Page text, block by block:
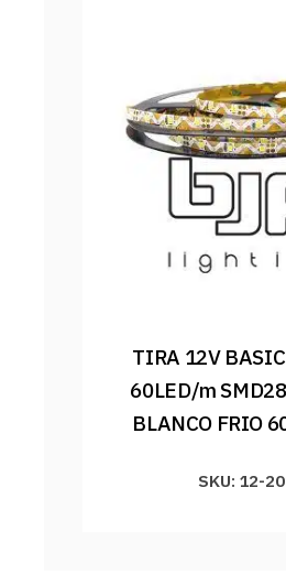
TIRA 12V
60LED/m
BLANCO FRIO
SKU: 12-